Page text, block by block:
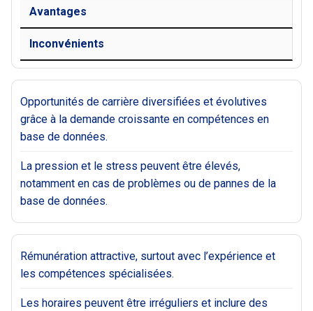
Avantages
Inconvénients
Opportunités de carrière diversifiées et évolutives
grâce à la demande croissante en compétences en
base de données.
La pression et le stress peuvent être élevés,
notamment en cas de problèmes ou de pannes de la
base de données.
Rémunération attractive, surtout avec l’expérience et
les compétences spécialisées.
Les horaires peuvent être irréguliers et inclure des